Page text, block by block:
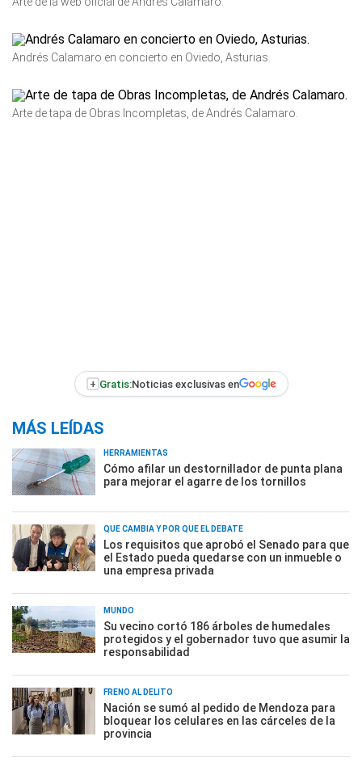
Andrés Calamaro en concierto en Oviedo, Asturias.
Arte de tapa de Obras Incompletas, de Andrés Calamaro.
+ Gratis:Noticias exclusivas en
MÁS LEÍDAS
HERRAMIENTAS
Cómo afilar un destornillador de punta plana
para mejorar el agarre de los tornillos
QUÉ CAMBIA Y POR QUÉ EL DEBATE
Los requisitos que aprobó el Senado para que
el Estado pueda quedarse con un inmueble o
una empresa privada
MUNDO
Su vecino cortó 186 árboles de humedales
protegidos y el gobernador tuvo que asumir la
responsabilidad
FRENO AL DELITO
Nación se sumó al pedido de Mendoza para
bloquear los celulares en las cárceles de la
provincia